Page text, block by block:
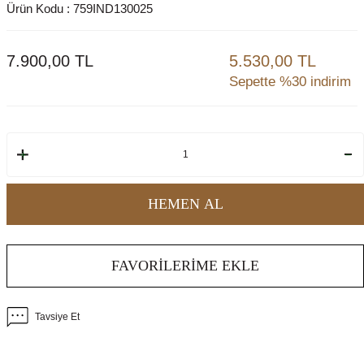
Ürün Kodu : 759IND130025
7.900,00 TL 5.530,00 TL
Sepette %30 indirim
HEMEN AL
FAVORILERIME EKLE
Tavsiye Et